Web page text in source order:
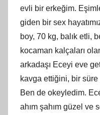
evli bir erkeğim.
giden bir sex
boy, 70 kg, balık etli,
kocaman kalçaları
arkadaşı Eceyi eve
kavga ettiğini, bir süre
Ben de okeyledim.
ahım şahım güzel ve